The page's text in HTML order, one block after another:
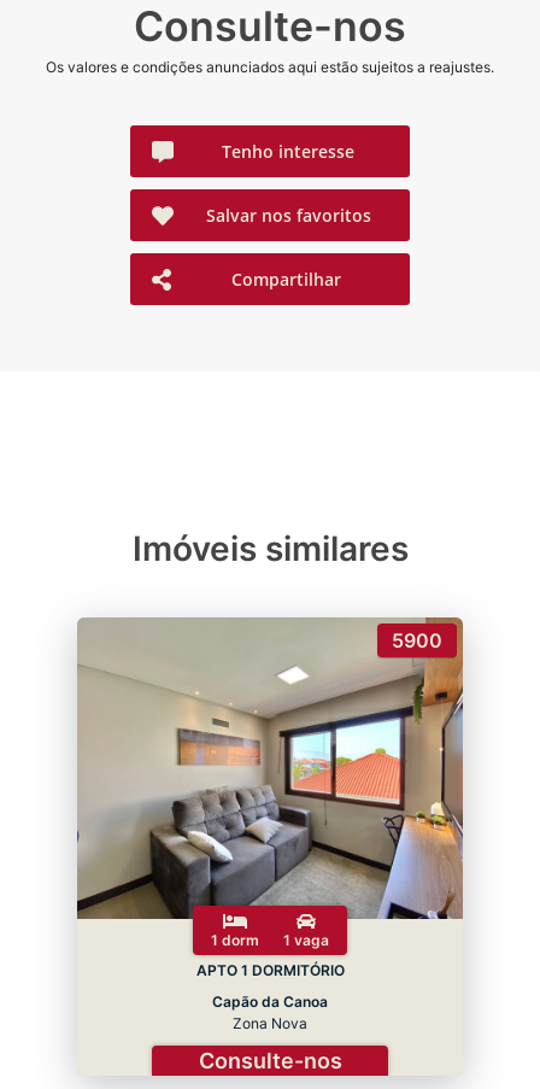
Consulte-nos
Os valores e condições anunciados aqui estão sujeitos a reajustes.
Tenho interesse
Salvar nos favoritos
Compartilhar
Imóveis similares
5900
1 dorm
1 vaga
APTO 1 DORMITÓRIO
Capão da Canoa
Zona Nova
Consulte-nos